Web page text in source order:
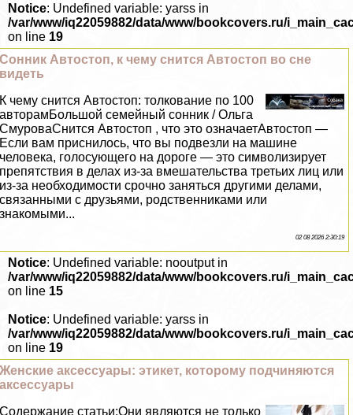
Notice: Undefined variable: yarss in
/var/www/iq22059882/data/www/bookcovers.ru/
on line 19
Сонник Автостоп, к чему снится Автостоп во сне
видеть
К чему снится Автостоп: толкование по 100
авторамБольшой семейный сонник / Ольга
СмуроваСнится Автостоп , что это означаетАвтостоп —
Если вам приснилось, что вы подвезли на машине
человека, голосующего на дороге — это символизирует
препятствия в делах из-за вмешательства третьих лиц или
из-за необходимости срочно заняться другими делами,
связанными с друзьями, родственниками или
знакомыми...
02 08 2026 2:30:19
Notice: Undefined variable: nooutput in
/var/www/iq22059882/data/www/bookcovers.ru/
on line 15
Notice: Undefined variable: yarss in
/var/www/iq22059882/data/www/bookcovers.ru/
on line 19
Женские аксессуары: этикет, которому подчиняются
аксессуары
Содержание статьи:Они являются не только